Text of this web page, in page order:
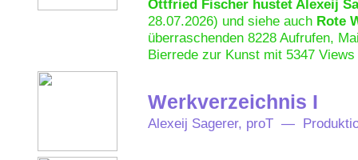
Ottfried Fischer hustet Alexeij
28.07.2026) und siehe auch Rote
überraschenden 8228 Aufrufen,
Bierrede zur Kunst mit 5347
Werkverzeichnis I
Alexeij Sagerer, proT —